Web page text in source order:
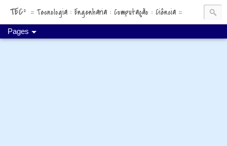
TEC² ::: Tecnologia : Engenharia : Computação : Ciência :::
Pages